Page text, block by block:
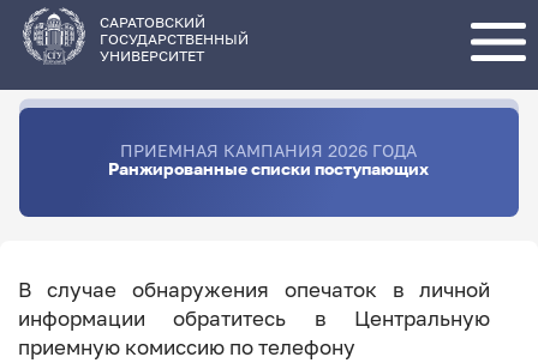
основному
содержанию
САРАТОВСКИЙ
ГОСУДАРСТВЕННЫЙ
УНИВЕРСИТЕТ
ПРИЕМНАЯ КАМПАНИЯ 2026 ГОДА
Ранжированные списки поступающих
В случае обнаружения опечаток в личной
информации обратитесь в Центральную
приемную комиссию по телефону